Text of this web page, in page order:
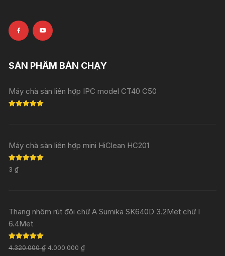
SẢN PHẨM BÁN CHẠY
Máy chà sàn liên hợp IPC model CT40 C50
Máy chà sàn liên hợp mini HiClean HC201
Rated
out of 5
3₫
Thang nhôm rút đôi chữ A Sumika SK640D 3.2Met chữ I
6.4Met
Rated 5.00
out of 5
4.320.000₫ 4.000.000₫